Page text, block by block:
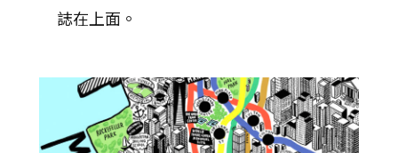
誌在上面。